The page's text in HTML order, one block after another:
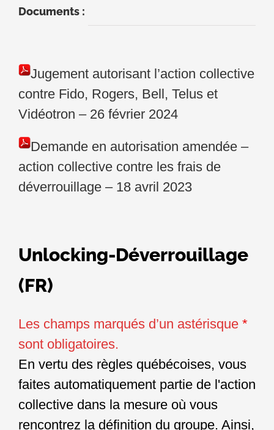
Documents :
Jugement autorisant l’action collective
contre Fido, Rogers, Bell, Telus et
Vidéotron – 26 février 2024
Demande en autorisation amendée –
action collective contre les frais de
déverrouillage – 18 avril 2023
Unlocking-Déverrouillage
(FR)
Les champs marqués d’un astérisque *
sont obligatoires.
En vertu des règles québécoises, vous
faites automatiquement partie de l'action
collective dans la mesure où vous
rencontrez la définition du groupe. Ainsi,